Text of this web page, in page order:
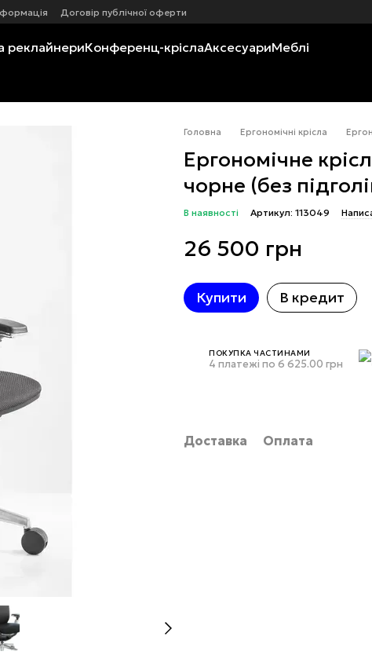
Договір публічної оферти
реклайнериКонференц-кріслаАксесуариМеблі
Головна Ергономічні крісла
Ергономічне
чорне (без
В наявності Артикул: 113049
26 500 грн
Купити В кредит
ПОКУПКА ЧАСТИНАМИ
4 платежі по 6 625.00 грн
Доставка Оплата